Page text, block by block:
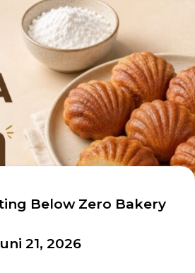
Below Zero Bakery
21, 2026